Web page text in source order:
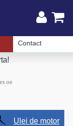
Contact
oe
Ulei de motor